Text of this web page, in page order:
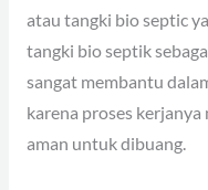
atau tangki bio septic
tangki bio septik
sangat membantu
karena proses
aman untuk dibuang.